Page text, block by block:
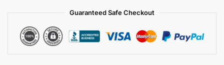
Guaranteed Safe Checkout